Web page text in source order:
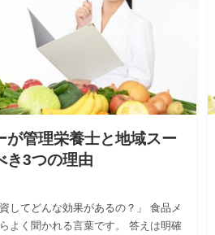
が管理栄養士と地域スー
き3つの理由
してどんな効果があるの？」 食品メ
よく聞かれる言葉です。 答えは明確